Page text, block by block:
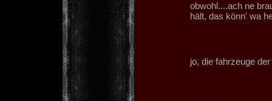
obwohl....ach ne
hält, das könn' wa
jo, die fahrzeuge